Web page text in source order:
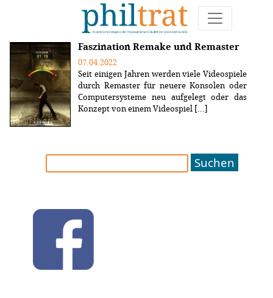
Weitere Artikel zum Thema "Gaming"
Faszination Remake und Remaster
07.04.2022
Seit einigen Jahren werden viele Videospiele
durch Remaster für neuere Konsolen oder
Computersysteme neu aufgelegt oder das
Konzept von einem Videospiel [...]
Suchen